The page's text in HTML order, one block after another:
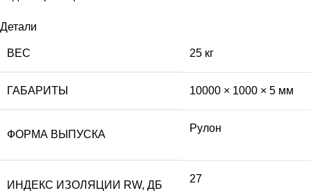
Детали
ВЕС 25 кг
ГАБАРИТЫ 10000 × 1000 × 5 мм
ФОРМА ВЫПУСКА
Рулон
ИНДЕКС ИЗОЛЯЦИИ RW, ДБ
27